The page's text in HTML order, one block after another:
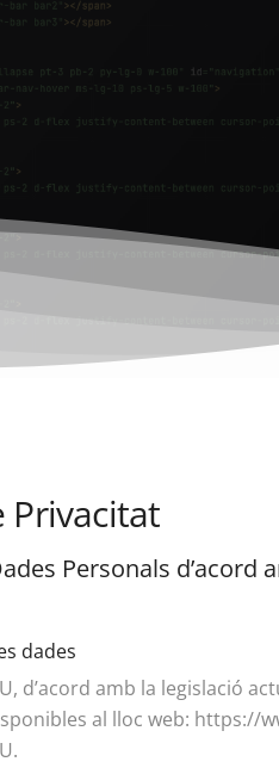
Privacitat
Personals d’acord
dades
d’acord amb la legislació
al lloc web: https://